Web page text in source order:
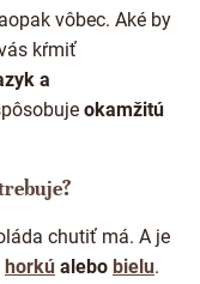
vôbec. Aké by
kŕmiť
a
okamžitú
chutiť má. A je
horkú alebo bielu.